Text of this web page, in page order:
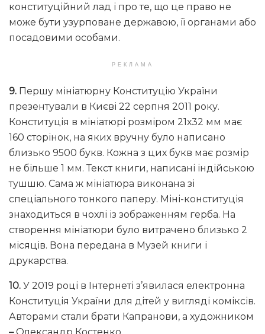
конституційний лад і про те, що це право не
може бути узурповане державою, її органами або
посадовими особами.
РЕКЛАМА
9. Першу мініатюрну Конституцію України
презентували в Києві 22 серпня 2011 року.
Конституція в мініатюрі розміром 21х32 мм має
160 сторінок, на яких вручну було написано
близько 9500 букв. Кожна з цих букв має розмір
не більше 1 мм. Текст книги, написані індійською
тушшю. Сама ж мініатюра виконана зі
спеціального тонкого паперу. Міні-конституція
знаходиться в чохлі із зображенням герба. На
створення мініатюри було витрачено близько 2
місяців. Вона передана в Музей книги і
друкарства.
10. У 2019 році в Інтернеті з’явилася електронна
Конституція України для дітей у вигляді коміксів.
Авторами стали брати Капранови, а художником